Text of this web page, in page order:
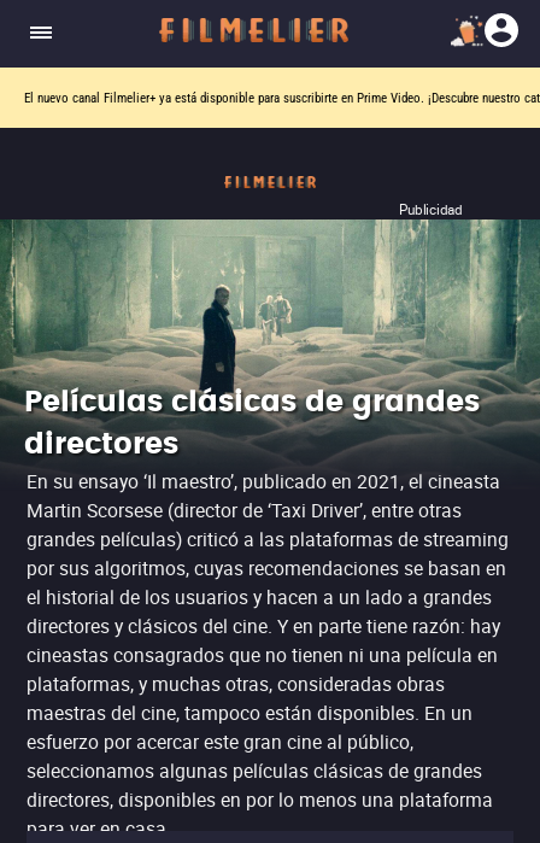
El nuevo canal Filmelier+ ya está disponible para suscribirte en Prime Video. ¡Descubre nuestro
Publicidad
Películas clásicas de grandes
directores
En su ensayo ‘Il maestro’, publicado en 2021, el cineasta
Martin Scorsese (director de ‘Taxi Driver’, entre otras
grandes películas) criticó a las plataformas de streaming
por sus algoritmos, cuyas recomendaciones se basan en
el historial de los usuarios y hacen a un lado a grandes
directores y clásicos del cine. Y en parte tiene razón: hay
cineastas consagrados que no tienen ni una película en
plataformas, y muchas otras, consideradas obras
maestras del cine, tampoco están disponibles. En un
esfuerzo por acercar este gran cine al público,
seleccionamos algunas películas clásicas de grandes
directores, disponibles en por lo menos una plataforma
para ver en casa.